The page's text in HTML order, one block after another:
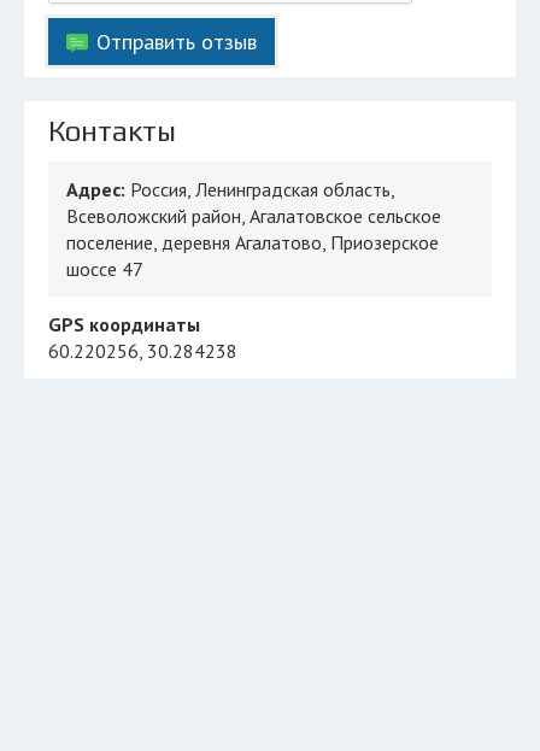
Отправить отзыв
Контакты
Адрес: Россия, Ленинградская область,
Всеволожский район, Агалатовское сельское
поселение, деревня Агалатово, Приозерское
шоссе 47
GPS координаты
60.220256, 30.284238